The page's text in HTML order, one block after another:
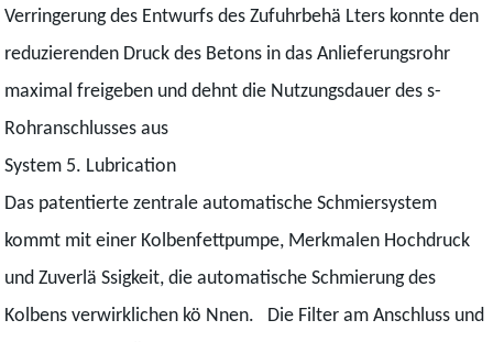
Verringerung des Entwurfs des Zufuhrbehä Lters konnte den
reduzierenden Druck des Betons in das Anlieferungsrohr
maximal freigeben und dehnt die Nutzungsdauer des s-
Rohranschlusses aus
System 5. Lubrication
Das patentierte zentrale automatische Schmiersystem
kommt mit einer Kolbenfettpumpe, Merkmalen Hochdruck
und Zuverlä Ssigkeit, die automatische Schmierung des
Kolbens verwirklichen kö Nnen. Die Filter am Anschluss und